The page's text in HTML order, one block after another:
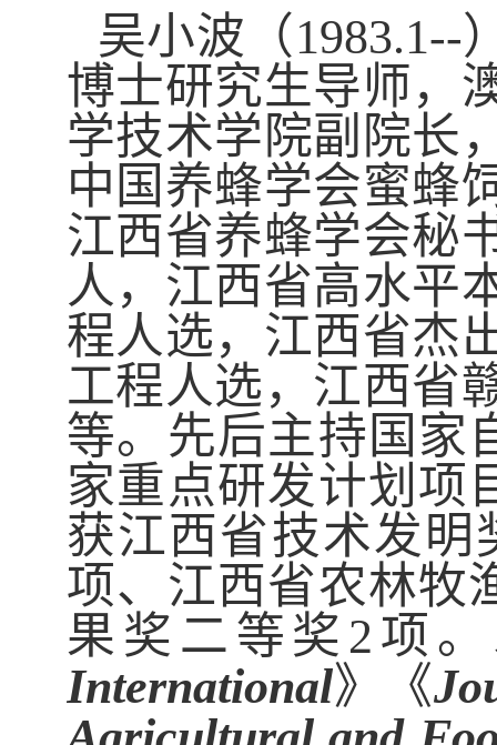
吴小波（1983.1--
博士研究生导师，
学技术学院副院长
中国养蜂学会蜜蜂
江西省养蜂学会秘
人，江西省高水平
程人选，江西省杰
工程人选，江西省
等。先后主持国家
家重点研发计划项
获江西省技术发明
项、江西省农林牧
果奖二等奖2项
International》《